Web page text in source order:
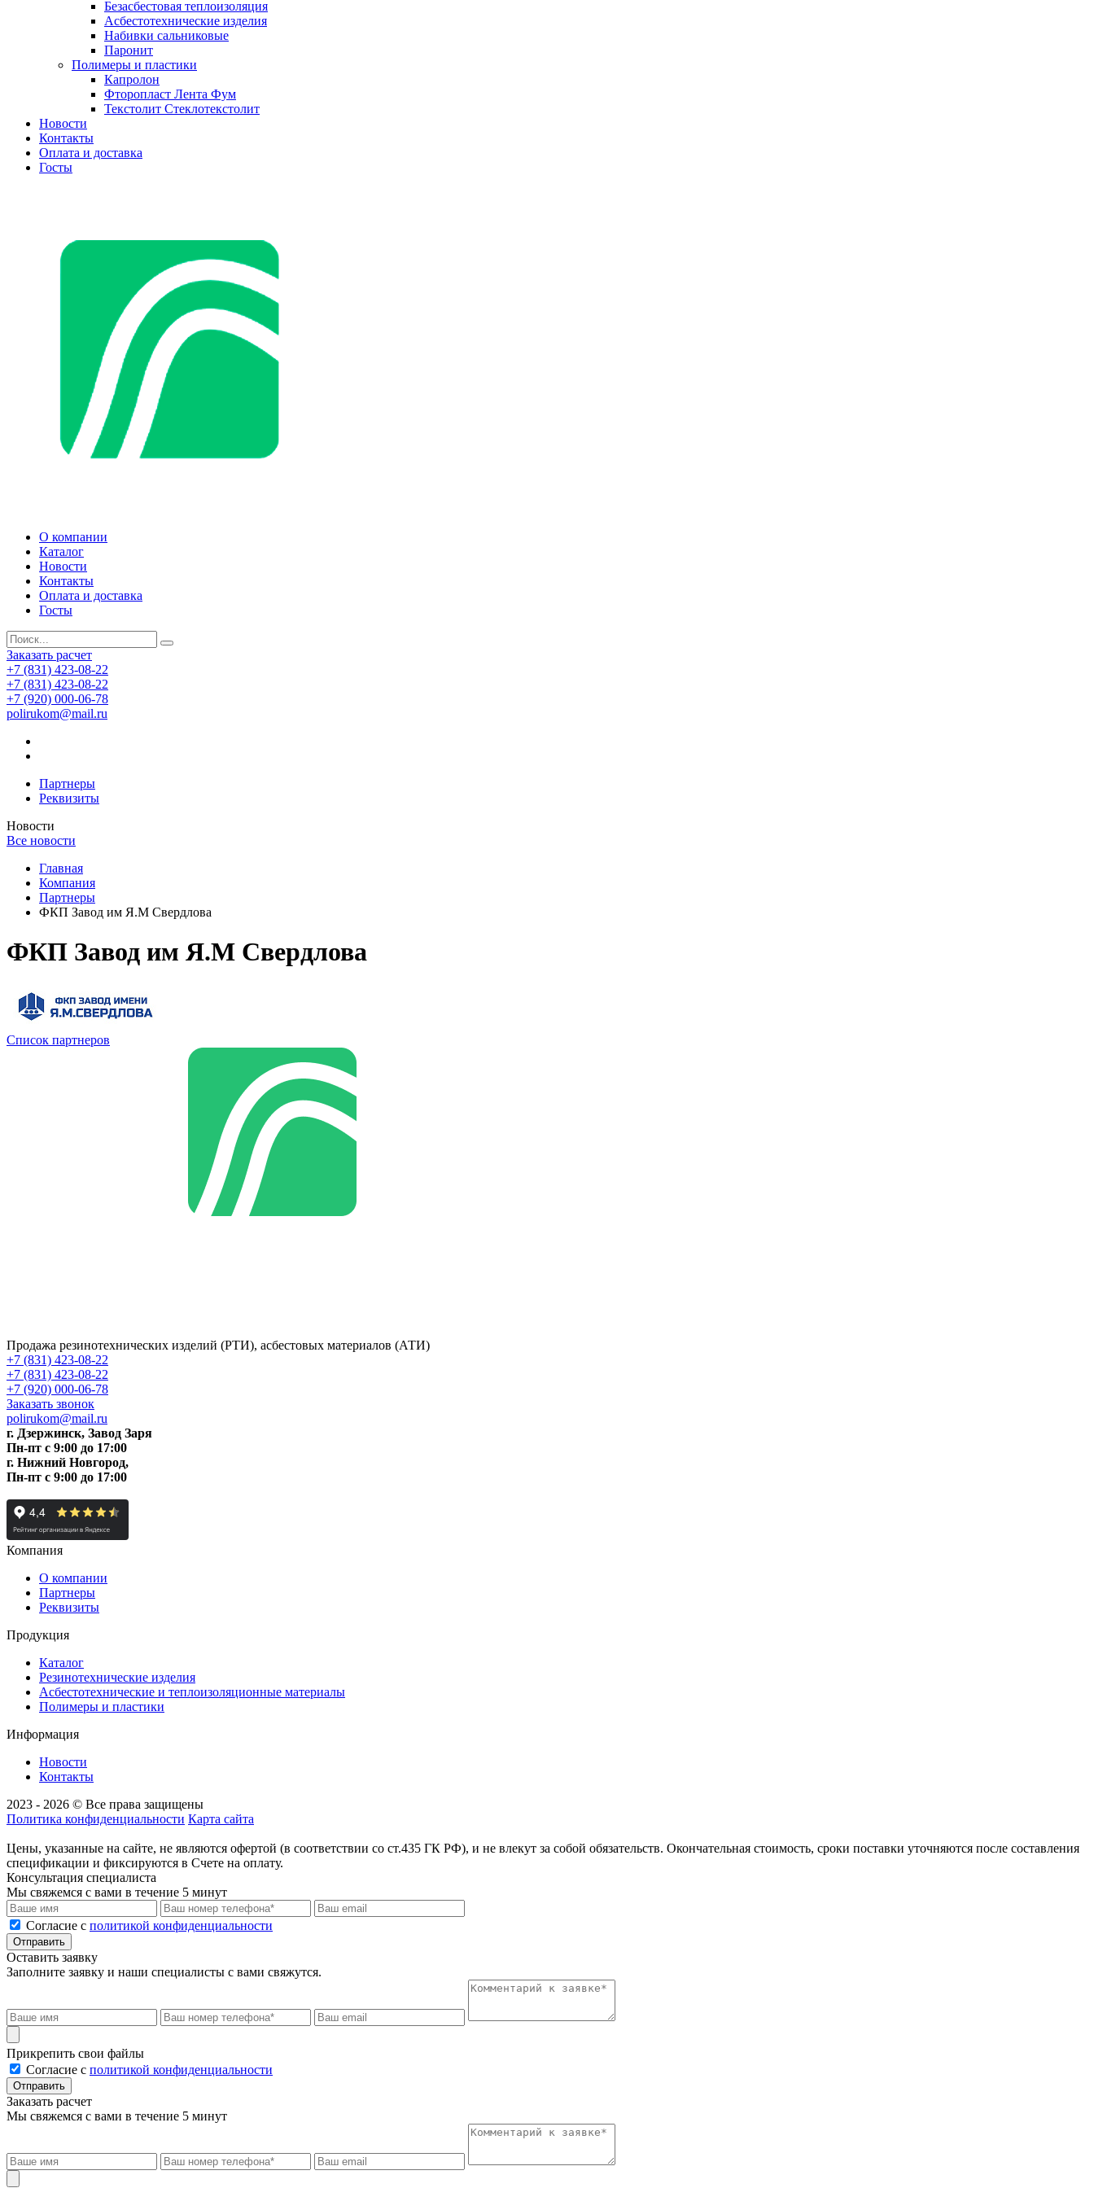
Безасбестовая теплоизоляция
Асбестотехнические изделия
Набивки сальниковые
Паронит
Полимеры и пластики
Капролон
Фторопласт Лента Фум
Текстолит Стеклотекстолит
Новости
Контакты
Оплата и доставка
Госты
О компании
Каталог
Новости
Контакты
Оплата и доставка
Госты
Заказать расчет
+7 (831) 423-08-22
+7 (831) 423-08-22
+7 (920) 000-06-78
polirukom@mail.ru
Партнеры
Реквизиты
Новости
Все новости
Главная
Компания
Партнеры
ФКП Завод им Я.М Свердлова
ФКП Завод им Я.М Свердлова
Список партнеров
Продажа резинотехнических изделий (РТИ), асбестовых материалов (АТИ)
+7 (831) 423-08-22
+7 (831) 423-08-22
+7 (920) 000-06-78
Заказать звонок
polirukom@mail.ru
г. Дзержинск, Завод Заря
Пн-пт c 9:00 до 17:00
г. Нижний Новгород,
Пн-пт c 9:00 до 17:00
Компания
О компании
Партнеры
Реквизиты
Продукция
Каталог
Резинотехнические изделия
Асбестотехнические и теплоизоляционные материалы
Полимеры и пластики
Информация
Новости
Контакты
2023 - 2026 © Все права защищены
Политика конфиденциальности Карта сайта
Цены, указанные на сайте, не являются офертой (в соответствии со ст.435 ГК РФ), и не влекут за собой обязательств. Окончательная стоимость, сроки поставки уточняются после составления
спецификации и фиксируются в Счете на оплату.
Консультация специалиста
Мы свяжемся с вами в течение 5 минут
Cогласие с политикой конфиденциальности
Отправить
Оставить заявку
Заполните заявку и наши специалисты с вами свяжутся.
Прикрепить свои файлы
Cогласие с политикой конфиденциальности
Отправить
Заказать расчет
Мы свяжемся с вами в течение 5 минут